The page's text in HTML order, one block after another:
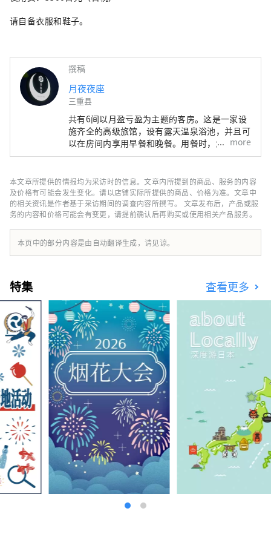
请自备衣服和鞋子。
撰稿
月夜夜座
三重县
共有6间以月盈亏盈为主题的客房。这是一家设
施齐全的高级旅馆，设有露天温泉浴池，并且可
以在房间内享用早餐和晚餐。用餐时，您可以享
用使用松阪牛和伊势龙虾等大量伊势志摩食材的
more
本文章所提供的情报均为采访时的信息。文章内所提到的商品、服务的内容
及价格有可能会发生变化。请以店铺实际所提供的商品、价格为准。文章中
的相关资讯是作者基于采访期间的调查内容所撰写。 文章发布后，产品或服
务的内容和价格可能会有变更，请提前确认后再购买或使用相关产品服务。
本页中的部分内容是由自动翻译生成，请见谅。
特集 查看更多